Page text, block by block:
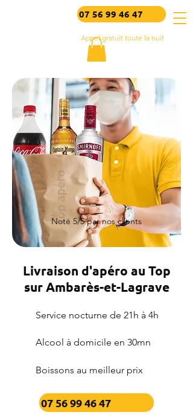
07 56 99 46 47
Appel gratuit toute la nuit
Noté 5/5 par nos clients
Livraison d'apéro au Top
sur Ambarès-et-Lagrave
Service nocturne de 21h à 4h
Alcool à domicile en 30mn
Boissons au meilleur prix
07 56 99 46 47